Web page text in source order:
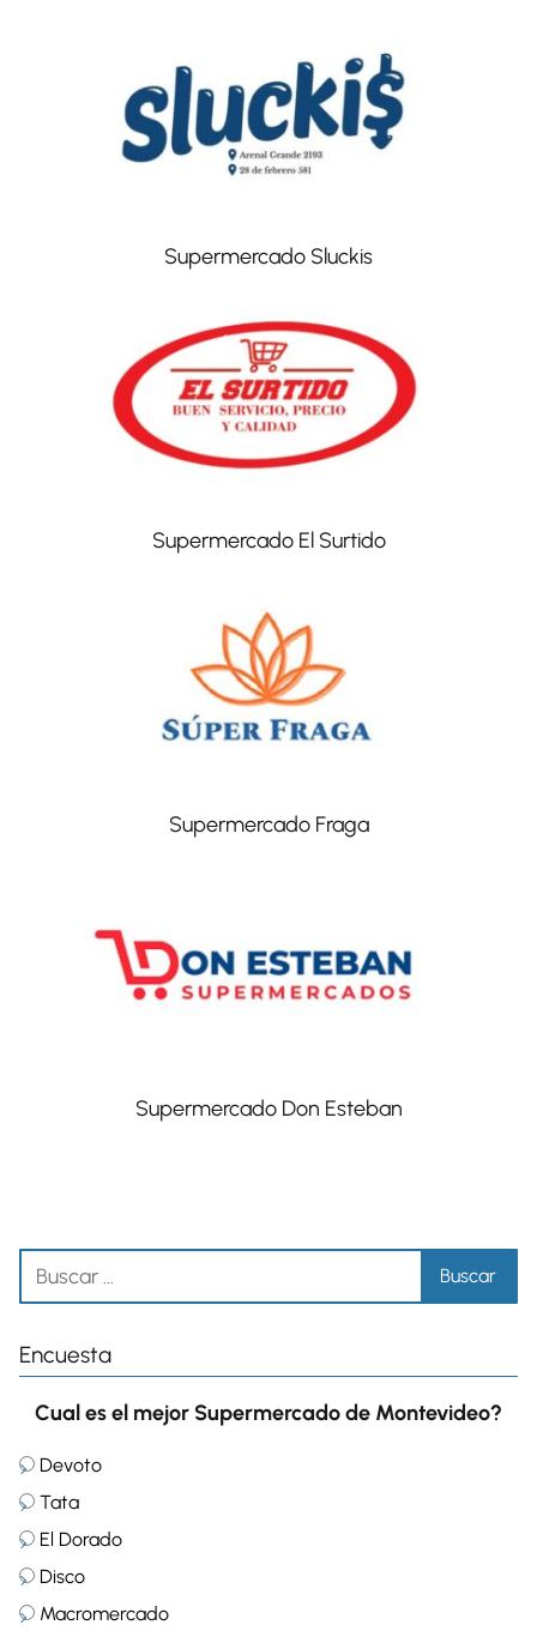
Supermercado Sluckis
Supermercado El Surtido
Supermercado Fraga
Supermercado Don Esteban
Encuesta
Cual es el mejor Supermercado de Montevideo?
Devoto
Tata
El Dorado
Disco
Macromercado